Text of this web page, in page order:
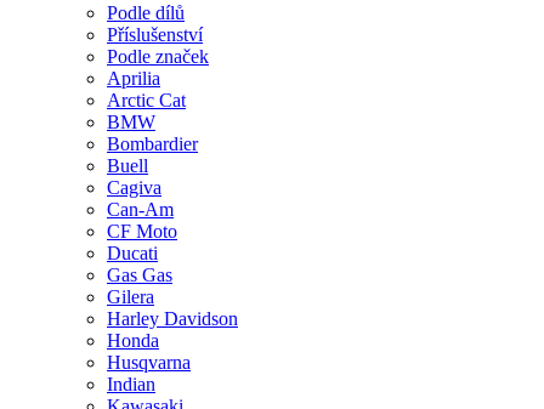
Podle dílů
Příslušenství
Podle značek
Aprilia
Arctic Cat
BMW
Bombardier
Buell
Cagiva
Can-Am
CF Moto
Ducati
Gas Gas
Gilera
Harley Davidson
Honda
Husqvarna
Indian